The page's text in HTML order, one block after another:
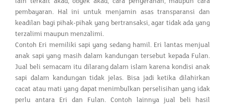
pembayaran. Hal ini untuk menjamin asas transparansi dan
keadilan bagi pihak-pihak yang bertransaksi, agar tidak ada yang
terzalimi maupun menzalimi.
Contoh Eri memiliki sapi yang sedang hamil. Eri lantas menjual
anak sapi yang masih dalam kandungan tersebut kepada Fulan.
Jual beli semacam itu dilarang dalam islam karena kondisi anak
sapi dalam kandungan tidak jelas. Bisa jadi ketika dilahirkan
cacat atau mati yang dapat menimbulkan perselisihan yang idak
perlu antara Eri dan Fulan. Contoh lainnya jual beli hasil